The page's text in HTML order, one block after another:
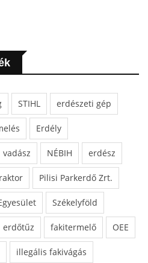
STIHL erdészeti gép
Erdély
vadász NÉBIH erdész
Pilisi Parkerdő Zrt.
Székelyföld
erdőtűz fakitermelő OEE
illegális fakivágás